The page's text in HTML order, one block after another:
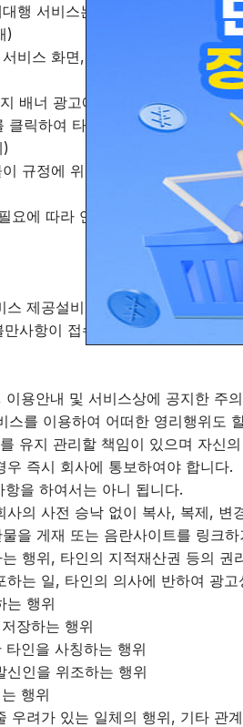
행 서비스는 유료이며 각 서비스
)
비스 화면, 홈페이지, 이메일 등
배너 광고에 대한 임의의 삭제,
릭하여 타 사이트의 페이지로 옮
규정에 위반되거나 게시기간을
요에 따라 언제든지 본 서비스의
제공설비를 항상 운용 가능한
사항이 접수되는 경우 이를 즉시
용안내 및 서비스상에 공지한 주
스를 이용하여 어떠한 영리행위도
유지 관리할 책임이 있으며 자신
즉시 회사에 통보하여야 합니다.
을 하여서는 아니 됩니다.
의 사전 승낙 없이 복사, 복제, 변
을 게재 또는 음란사이트를 링크
행위, 타인의 지적재산권 등의 권
는 일, 타인의 의사에 반하여 광
는 행위
장하는 행위
인을 사칭하는 행위
인을 위조하는 행위
행위
려가 있는 일체의 행위, 기타 관